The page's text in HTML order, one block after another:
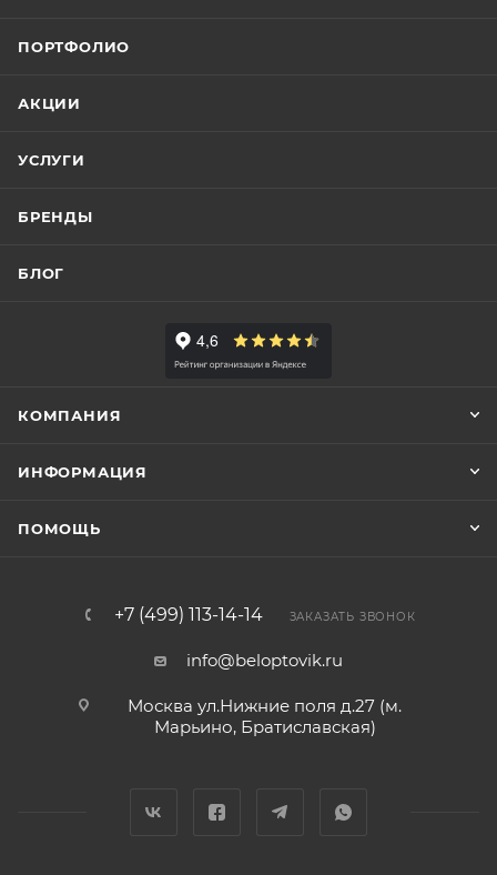
ПОРТФОЛИО
АКЦИИ
УСЛУГИ
БРЕНДЫ
БЛОГ
КОМПАНИЯ
ИНФОРМАЦИЯ
ПОМОЩЬ
+7 (499) 113-14-14 ЗАКАЗАТЬ ЗВОНОК
info@beloptovik.ru
Москва ул.Нижние поля д.27 (м.
Марьино, Братиславская)